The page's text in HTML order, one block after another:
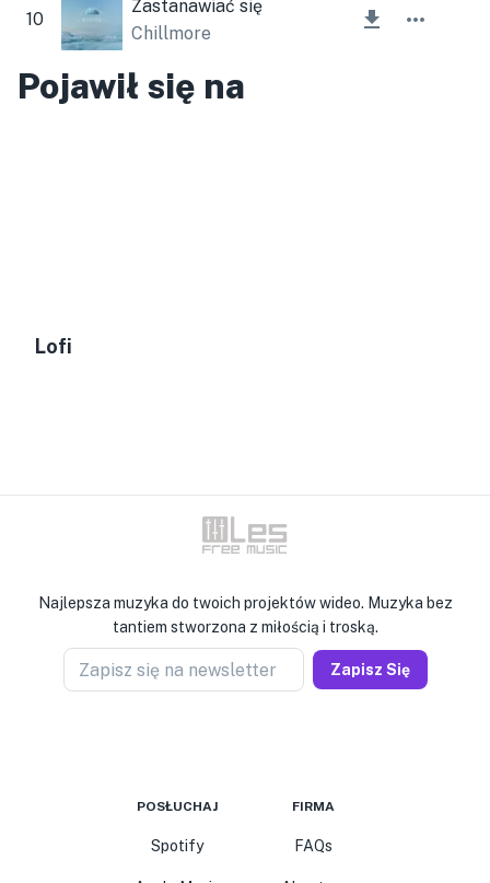
10
Zastanawiać się
Chillmore
Pojawił się na
Lofi
Najlepsza muzyka do twoich projektów wideo. Muzyka bez
tantiem stworzona z miłością i troską.
Zapisz się na newsletter Zapisz Się
POSŁUCHAJ
Spotify
FIRMA
FAQs